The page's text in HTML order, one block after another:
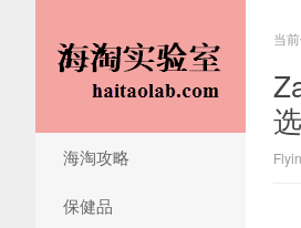
海淘攻略
保健品
当